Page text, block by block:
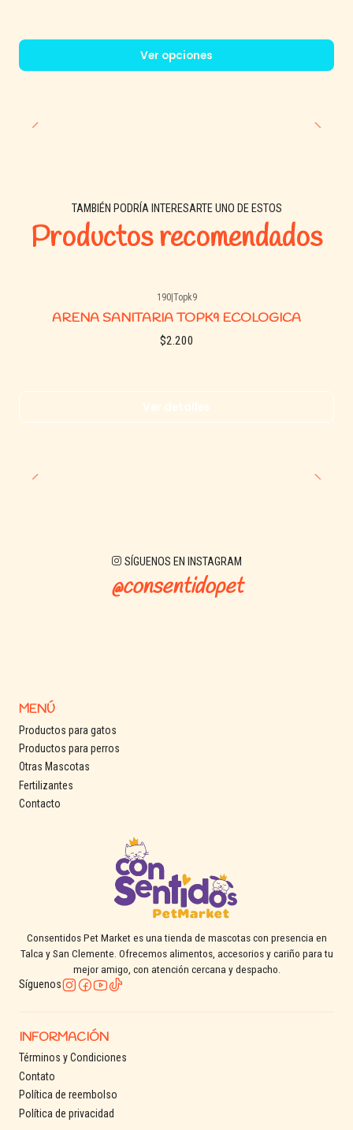
Ver opciones
TAMBIÉN PODRÍA INTERESARTE UNO DE ESTOS
Productos recomendados
190| Topk9
ARENA SANITARIA TOPK9 ECOLOGICA
$2.200
Ver detalles
SÍGUENOS EN INSTAGRAM
@consentidopet
MENÚ
Productos para gatos
Productos para perros
Otras Mascotas
Fertilizantes
Contacto
Consentidos Pet Market es una tienda de mascotas con presencia en
Talca y San Clemente. Ofrecemos alimentos, accesorios y cariño para tu
mejor amigo, con atención cercana y despacho.
Síguenos
INFORMACIÓN
Términos y Condiciones
Contato
Política de reembolso
Política de privacidad